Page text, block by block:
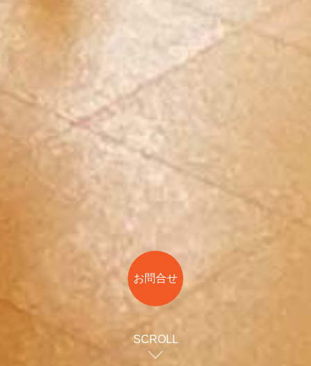
お問合せ
SCROLL